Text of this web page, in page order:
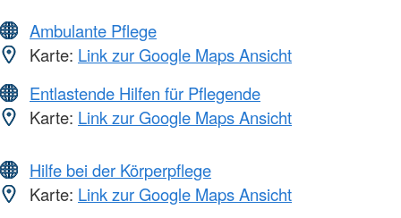
Ambulante Pflege
Karte: Link zur Google Maps Ansicht
Entlastende Hilfen für Pflegende
Karte: Link zur Google Maps Ansicht
Hilfe bei der Körperpflege
Karte: Link zur Google Maps Ansicht